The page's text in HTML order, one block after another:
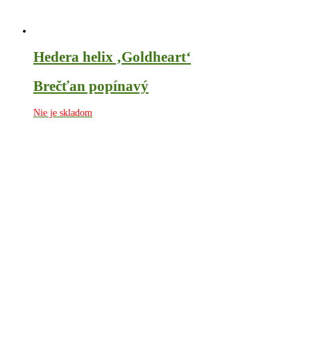
Hedera helix ‚Goldheart‘
Brečťan popínavý
Nie je skladom